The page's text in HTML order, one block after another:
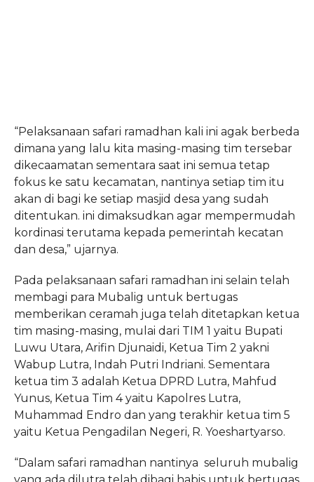
“Pelaksanaan safari ramadhan kali ini agak berbeda
dimana yang lalu kita masing-masing tim tersebar
dikecaamatan sementara saat ini semua tetap
fokus ke satu kecamatan, nantinya setiap tim itu
akan di bagi ke setiap masjid desa yang sudah
ditentukan. ini dimaksudkan agar mempermudah
kordinasi terutama kepada pemerintah kecatan
dan desa,” ujarnya.
Pada pelaksanaan safari ramadhan ini selain telah
membagi para Mubalig untuk bertugas
memberikan ceramah juga telah ditetapkan ketua
tim masing-masing, mulai dari TIM 1 yaitu Bupati
Luwu Utara, Arifin Djunaidi, Ketua Tim 2 yakni
Wabup Lutra, Indah Putri Indriani. Sementara
ketua tim 3 adalah Ketua DPRD Lutra, Mahfud
Yunus, Ketua Tim 4 yaitu Kapolres Lutra,
Muhammad Endro dan yang terakhir ketua tim 5
yaitu Ketua Pengadilan Negeri, R. Yoeshartyarso.
“Dalam safari ramadhan nantinya seluruh mubalig